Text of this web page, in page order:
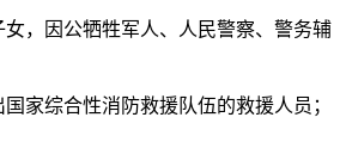
，因公牺牲军人、人民警察、警务辅
综合性消防救援队伍的救援人员；